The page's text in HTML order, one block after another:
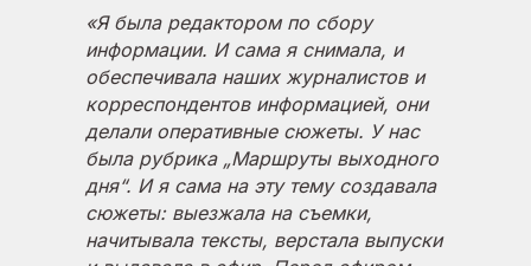
«Я была редактором по сбору
информации. И сама я снимала, и
обеспечивала наших журналистов и
корреспондентов информацией, они
делали оперативные сюжеты. У нас
была рубрика „Маршруты выходного
дня“. И я сама на эту тему создавала
сюжеты: выезжала на съемки,
начитывала тексты, верстала выпуски